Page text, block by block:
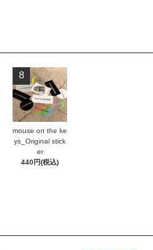
8
mouse on the ke
ys_Original stick
er
440円(税込)